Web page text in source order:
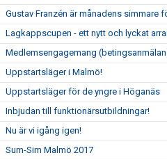
Gustav Franzén är månadens simmare
Lagkappscupen - ett nytt och lyckat
Medlemsengagemang
Uppstartsläger i Malmö!
Uppstartsläger för de yngre i Höganäs
Inbjudan till funktionärsutbildningar!
Nu är vi igång igen!
Sum-Sim Malmö 2017